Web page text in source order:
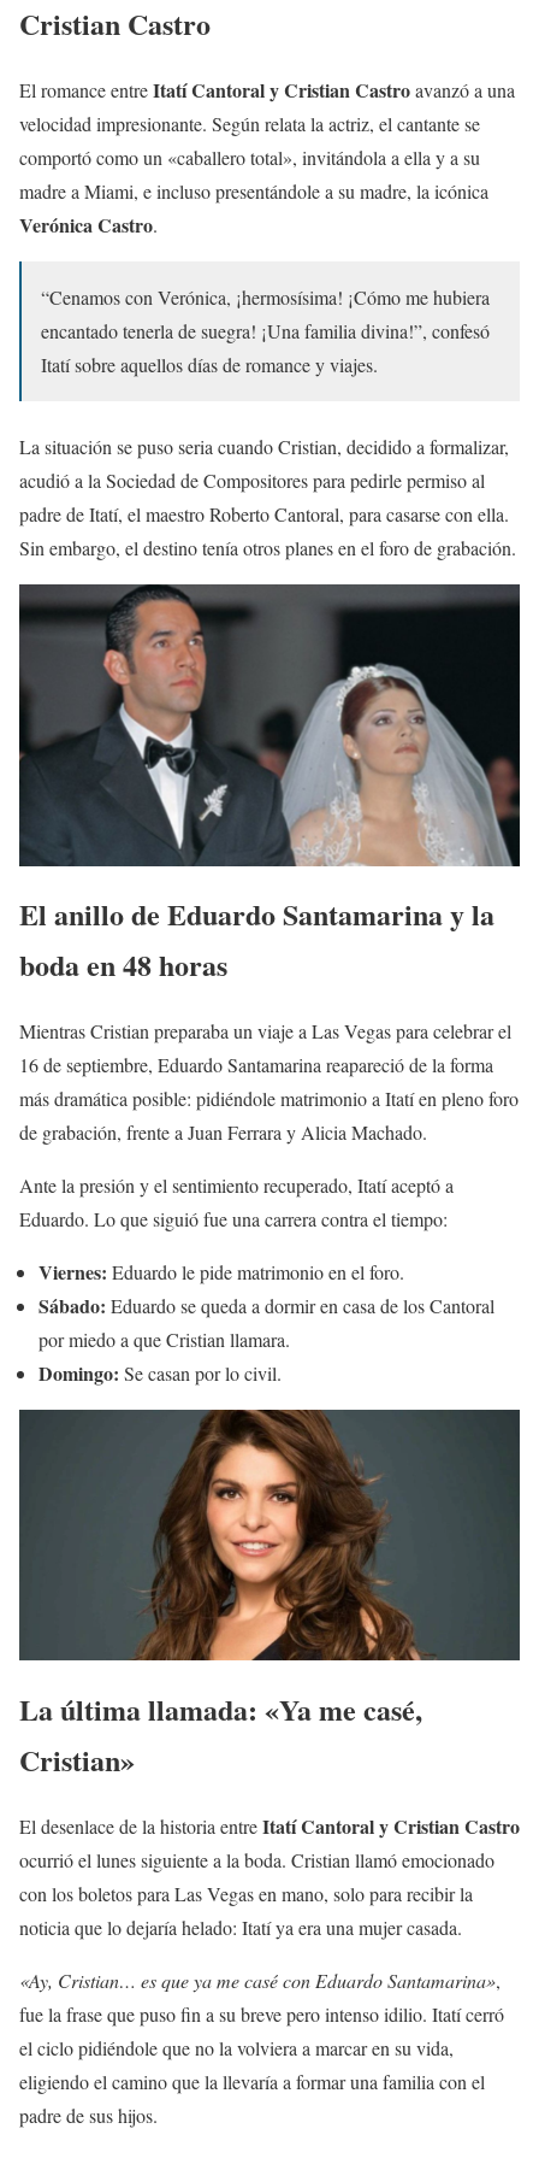
Cristian Castro
El romance entreItatí Cantoral y Cristian Castroavanzó a una
velocidad impresionante. Según relata la actriz, el cantante se
comportó como un «caballero total», invitándola a ella y a su
madre a Miami, e incluso presentándole a su madre, la icónica
Verónica Castro.
“Cenamos con Verónica, ¡hermosísima! ¡Cómo me hubiera
encantado tenerla de suegra! ¡Una familia divina!”, confesó
Itatí sobre aquellos días de romance y viajes.
La situación se puso seria cuando Cristian, decidido a formalizar,
acudió a la Sociedad de Compositores para pedirle permiso al
padre de Itatí, el maestro Roberto Cantoral, para casarse con ella.
Sin embargo, el destino tenía otros planes en el foro de grabación.
El anillo de Eduardo Santamarina y la
boda en 48 horas
Mientras Cristian preparaba un viaje a Las Vegas para celebrar el
16 de septiembre, Eduardo Santamarina reapareció de la forma
más dramática posible: pidiéndole matrimonio a Itatí en pleno foro
de grabación, frente a Juan Ferrara y Alicia Machado.
Ante la presión y el sentimiento recuperado, Itatí aceptó a
Eduardo. Lo que siguió fue una carrera contra el tiempo:
Viernes: Eduardo le pide matrimonio en el foro.
Sábado: Eduardo se queda a dormir en casa de los Cantoral
por miedo a que Cristian llamara.
Domingo: Se casan por lo civil.
La última llamada: «Ya me casé,
Cristian»
El desenlace de la historia entreItatí Cantoral y Cristian Castro
ocurrió el lunes siguiente a la boda. Cristian llamó emocionado
con los boletos para Las Vegas en mano, solo para recibir la
noticia que lo dejaría helado: Itatí ya era una mujer casada.
«Ay, Cristian… es que ya me casé con Eduardo Santamarina»,
fue la frase que puso fin a su breve pero intenso idilio. Itatí cerró
el ciclo pidiéndole que no la volviera a marcar en su vida,
eligiendo el camino que la llevaría a formar una familia con el
padre de sus hijos.